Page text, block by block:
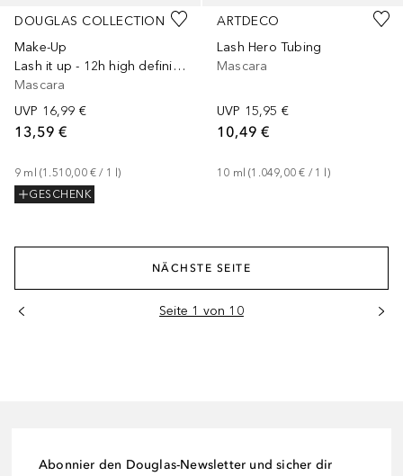
DOUGLAS COLLECTION
Make-Up
Lash it up - 12h high definition & extra length
Mascara
UVP 16,99 €
13,59 €
9 ml (1.510,00 € / 1 l)
GESCHENK
ARTDECO
Lash Hero Tubing
Mascara
UVP 15,95 €
10,49 €
10 ml (1.049,00 € / 1 l)
NÄCHSTE SEITE
Seite 1 von 10
Abonnier den Douglas-Newsletter und sicher dir